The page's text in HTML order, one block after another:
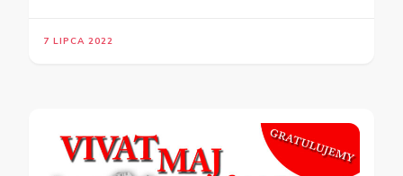
7 LIPCA 2022